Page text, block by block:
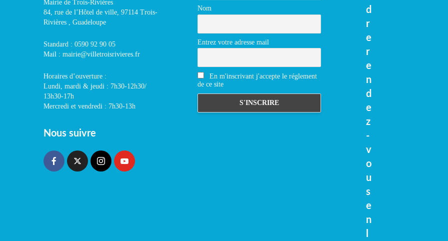
Mairie de Trois-Rivières
84, rue de l’Hôtel de ville, 97114 Trois-
Rivières , Guadeloupe
Standard : 0590 92 90 05
Mail : mairie@villetroisrivieres.fr
Horaires d’ouverture :
Lundi, mardi & jeudi : 7h30-12h30/
13h30-17h
Mercredi et vendredi : 7h30-13h
Nous suivre
Nom
Entrez votre adresse mail
En m'inscrivant j'accepte le réglement
de ce site
d
r
e
r
e
n
d
e
z
-
v
o
u
s
e
n